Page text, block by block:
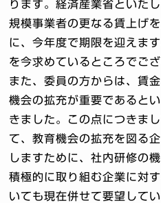
ります。経済産業省といた
規模事業者の更なる賃上げ
に、今年度で期限を迎えま
を今求めているところでござ
また、委員の方からは、賃
機会の拡充が重要であると
きました。この点につきま
て、教育機会の拡充を図る
しますために、社内研修の
積極的に取り組む企業に対
いても現在併せて要望して